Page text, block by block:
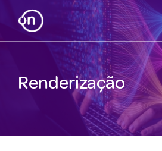
Renderização